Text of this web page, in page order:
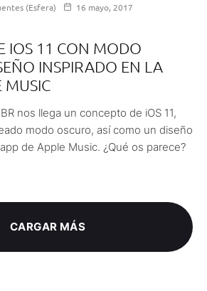
(Esfera)
16 mayo, 2017
IOS 11 CON MODO
INSPIRADO EN LA
MUSIC
nos llega un concepto de iOS 11,
modo oscuro, así como un diseño
de Apple Music. ¿Qué os parece?
CARGAR MÁS